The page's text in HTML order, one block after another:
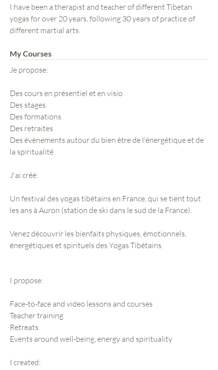
I have been a therapist and teacher of different Tibetan
yogas for over 20 years, following 30 years of practice of
different martial arts.
My Courses
Je propose:
Des cours en présentiel et en visio
Des stages
Des formations
Des retraites
Des évènements autour du bien être de l'énergétique et de
la spiritualité
J'ai créé:
Un festival des yogas tibétains en France, qui se tient tout
les ans à Auron (station de ski dans le sud de la France).
Venez découvrir les bienfaits physiques, émotionnels,
énergétiques et spirituels des Yogas Tibétains.
I propose:
Face-to-face and video lessons and courses
Teacher training
Retreats
Events around well-being, energy and spirituality
I created: